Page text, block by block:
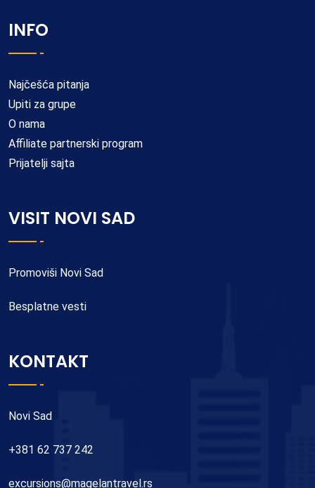
INFO
Najčešća pitanja
Upiti za grupe
O nama
Affiliate partnerski program
Prijatelji sajta
VISIT NOVI SAD
Promoviši Novi Sad
Besplatne vesti
KONTAKT
Novi Sad
+381 62 737 242
excursions@magelantravel.rs